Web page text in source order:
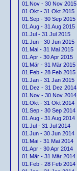
01.Nov - 30 Nov 2015
01.Okt - 31 Okt 2015
01.Sep - 30 Sep 2015
01.Aug - 31 Aug 2015
01.Jul - 31 Jul 2015
01.Jun - 30 Jun 2015
01.Mai - 31 Mai 2015
01.Apr - 30 Apr 2015
01.Mär - 31 Mär 2015
01.Feb - 28 Feb 2015
01.Jan - 31 Jan 2015
01.Dez - 31 Dez 2014
01.Nov - 30 Nov 2014
01.Okt - 31 Okt 2014
01.Sep - 30 Sep 2014
01.Aug - 31 Aug 2014
01.Jul - 31 Jul 2014
01.Jun - 30 Jun 2014
01.Mai - 31 Mai 2014
01.Apr - 30 Apr 2014
01.Mär - 31 Mär 2014
01.Feb - 28 Feb 2014